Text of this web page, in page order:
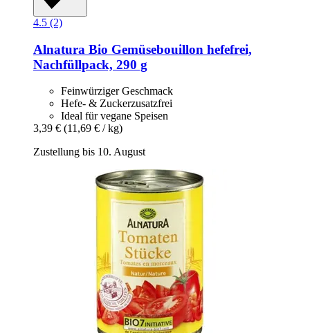
4.5 (2)
Alnatura Bio Gemüsebouillon hefefrei,
Nachfüllpack, 290 g
Feinwürziger Geschmack
Hefe- & Zuckerzusatzfrei
Ideal für vegane Speisen
3,39 € (11,69 € / kg)
Zustellung bis 10. August